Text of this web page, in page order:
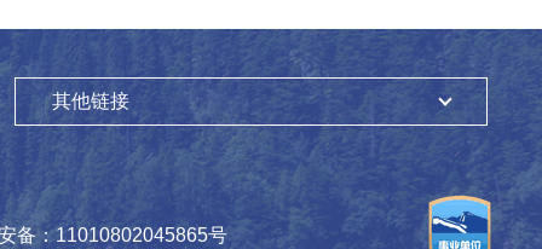
其他链接
备：11010802045865号